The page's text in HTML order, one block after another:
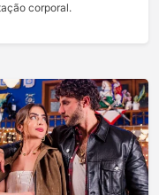
corporal.